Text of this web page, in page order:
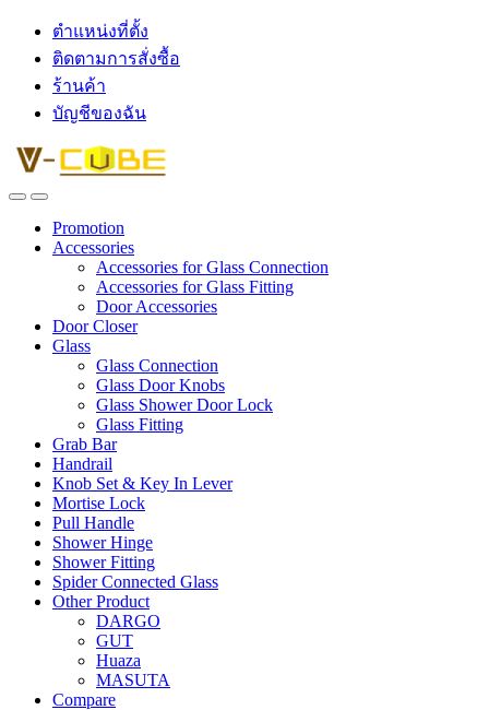
ตำแหน่งที่ตั้ง
ติดตามการสั่งซื้อ
ร้านค้า
บัญชีของฉัน
Promotion
Accessories
Accessories for Glass Connection
Accessories for Glass Fitting
Door Accessories
Door Closer
Glass
Glass Connection
Glass Door Knobs
Glass Shower Door Lock
Glass Fitting
Grab Bar
Handrail
Knob Set & Key In Lever
Mortise Lock
Pull Handle
Shower Hinge
Shower Fitting
Spider Connected Glass
Other Product
DARGO
GUT
Huaza
MASUTA
Compare